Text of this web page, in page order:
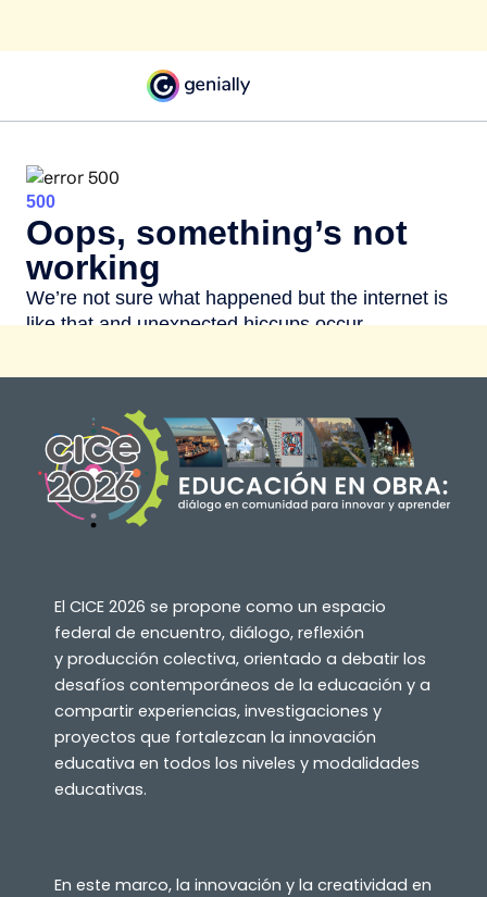
El CICE 2026 se propone como un espacio
federal de encuentro, diálogo, reflexión
y producción colectiva, orientado a debatir los
desafíos contemporáneos de la educación y a
compartir experiencias, investigaciones y
proyectos que fortalezcan la innovación
educativa en todos los niveles y modalidades
educativas.
En este marco, la innovación y la creatividad en